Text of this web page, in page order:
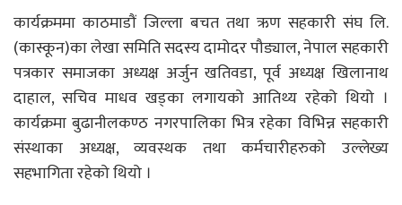
कार्यक्रममा काठमाडौं जिल्ला बचत तथा ऋण सहकारी संघ लि.
(कास्कून)का लेखा समिति सदस्य दामोदर पौड्याल, नेपाल सहकारी
पत्रकार समाजका अध्यक्ष अर्जुन खतिवडा, पूर्व अध्यक्ष खिलानाथ
दाहाल, सचिव माधव खड्का लगायको आतिथ्य रहेको थियो ।
कार्यक्रमा बुढानीलकण्ठ नगरपालिका भित्र रहेका विभिन्न सहकारी
संस्थाका अध्यक्ष, व्यवस्थक तथा कर्मचारीहरुको उल्लेख्य
सहभागिता रहेको थियो ।